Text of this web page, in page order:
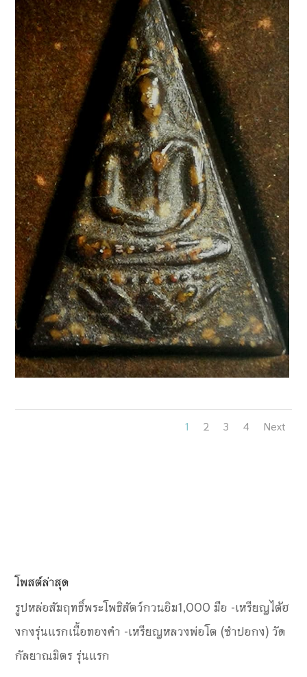
1 2 3 4 Next
โพสต์ล่าสุด
รูปหล่อสัมฤทธิ์พระโพธิสัตว์กวนอิม1,000 มือ -เหรียญไต้ฮ
งกงรุ่นแรกเนื้อทองคำ -เหรียญหลวงพ่อโต (ซำปอกง) วัด
กัลยาณมิตร รุ่นแรก